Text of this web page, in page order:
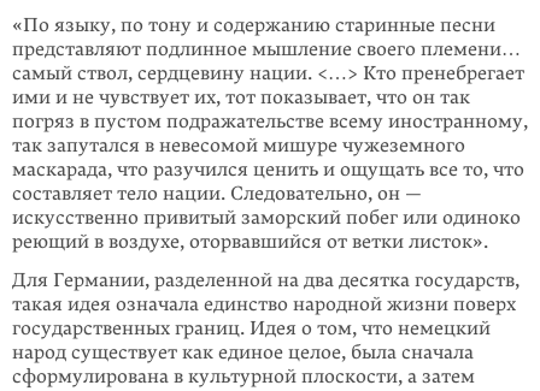
«По языку, по тону и содержа­нию старинные песни
представляют подлин­ное мышление своего племени…
самый ствол, сердцевину нации. <…> Кто прене­бре­гает
ими и не чувствует их, тот пока­зывает, что он так
погряз в пустом подра­жательстве всему иностран­ному,
так запутался в невесомой мишуре чуже­земного
маскарада, что разу­чился ценить и ощущать все то, что
состав­ляет тело нации. Следо­ва­тельно, он —
искусственно привитый заморский побег или одиноко
реющий в воз­духе, оторвавшийся от ветки листок».
Для Германии, разделенной на два десятка государств,
такая идея означала единство народной жизни поверх
государственных границ. Идея о том, что немецкий
народ существует как единое целое, была сначала
сформулирована в культурной плоскости, а затем